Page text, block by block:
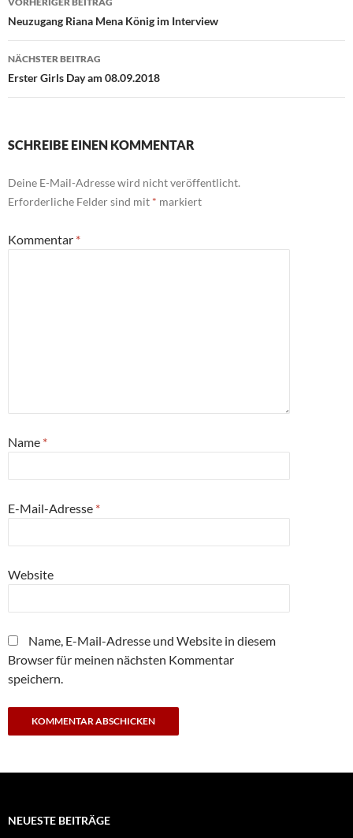
Neuzugang Riana Mena König im Interview
NÄCHSTER BEITRAG
Erster Girls Day am 08.09.2018
SCHREIBE EINEN KOMMENTAR
Deine E-Mail-Adresse wird nicht veröffentlicht.
Erforderliche Felder sind mit * markiert
Kommentar *
Name *
E-Mail-Adresse *
Website
Name, E-Mail-Adresse und Website in diesem
Browser für meinen nächsten Kommentar
speichern.
NEUESTE BEITRÄGE